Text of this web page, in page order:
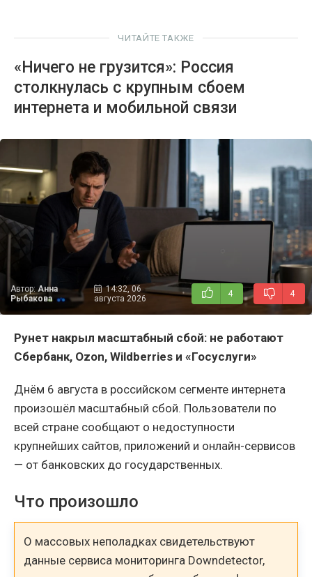
ЧИТАЙТЕ ТАКЖЕ
«Ничего не грузится»: Россия
столкнулась с крупным сбоем
интернета и мобильной связи
Автор: Анна
Рыбакова
14:32, 06
августа 2026
4 4
Рунет накрыл масштабный сбой: не работают
Сбербанк, Ozon, Wildberries и «Госуслуги»
Днём 6 августа в российском сегменте интернета
произошёл масштабный сбой. Пользователи по
всей стране сообщают о недоступности
крупнейших сайтов, приложений и онлайн-сервисов
— от банковских до государственных.
Что произошло
О массовых неполадках свидетельствуют
данные сервиса мониторинга Downdetector,